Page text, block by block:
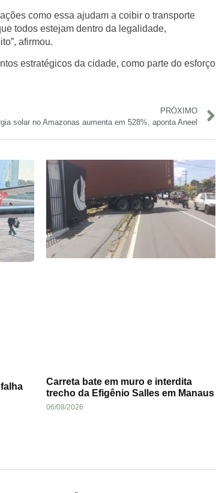
como essa ajudam a coibir o transporte
todos estejam dentro da legalidade,
afirmou.
estratégicos da cidade, como parte do esforço
PRÓXIMO
solar no Amazonas aumenta em 528%, aponta Aneel
Carreta bate em muro e interdita
trecho da Efigênio Salles em Manaus
06/08/2026